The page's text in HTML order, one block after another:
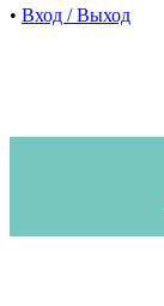
• Вход / Выход